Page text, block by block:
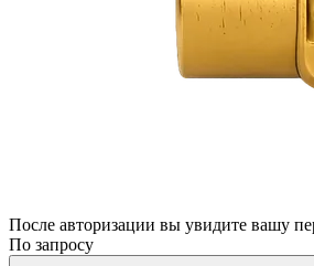
После авторизации вы увидите вашу
По запросу